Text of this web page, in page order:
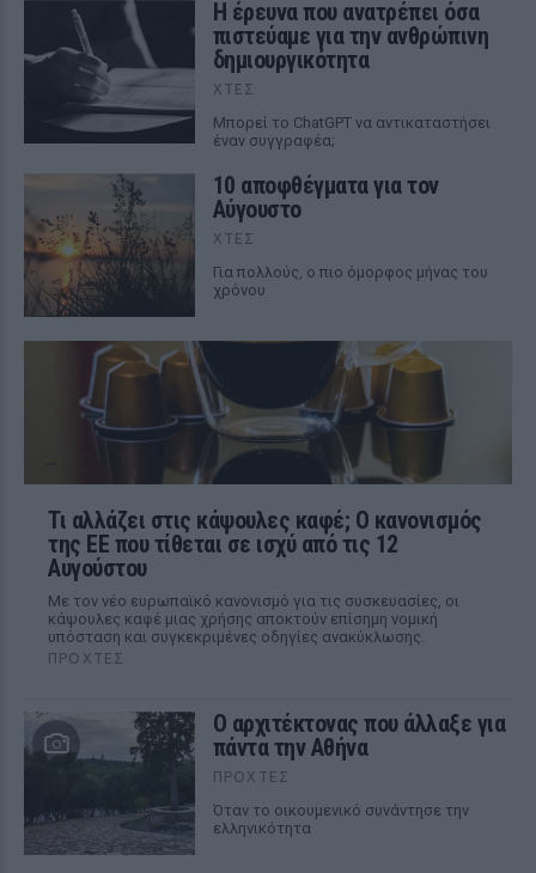
Η έρευνα που ανατρέπει όσα
πιστεύαμε για την ανθρώπινη
δημιουργικότητα
ΧΤΕΣ
Mπορεί το ChatGPT να αντικαταστήσει
έναν συγγραφέα;
10 αποφθέγματα για τον
Αύγουστο
ΧΤΕΣ
Για πολλούς, ο πιο όμορφος μήνας του
χρόνου
Τι αλλάζει στις κάψουλες καφέ; Ο κανονισμός
της ΕΕ που τίθεται σε ισχύ από τις 12
Αυγούστου
Με τον νέο ευρωπαϊκό κανονισμό για τις συσκευασίες, οι
κάψουλες καφέ μιας χρήσης αποκτούν επίσημη νομική
υπόσταση και συγκεκριμένες οδηγίες ανακύκλωσης.
ΠΡΟΧΤΈΣ
Ο αρχιτέκτονας που άλλαξε για
πάντα την Αθήνα
ΠΡΟΧΤΈΣ
Όταν το οικουμενικό συνάντησε την
ελληνικότητα